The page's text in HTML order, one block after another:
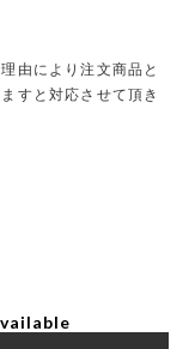
由により注文商品と
すと対応させて頂き